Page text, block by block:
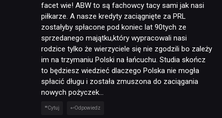
facet wie! ABW to są fachowcy tacy sami jak nasi
piłkarze. A nasze kredyty zaciągnięte za PRL
zostałyby spłacone pod koniec lat 90tych ze
sprzedanego majątku,który wypracowali nasi
rodzice tylko że wierzyciele się nie zgodzili bo zależy
im na trzymaniu Polski na łańcuchu. Studia skończ
to będziesz wiedzieć dlaczego Polska nie mogła
spłacić długu i została zmuszona do zaciągania
nowych pożyczek…
Cytuj Odpowiedz